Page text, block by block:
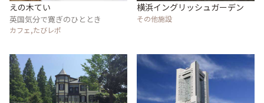
えの木てい
英国気分で寛ぎのひととき
カフェ,たびレポ
横浜イングリッシュガーデン
その他施設